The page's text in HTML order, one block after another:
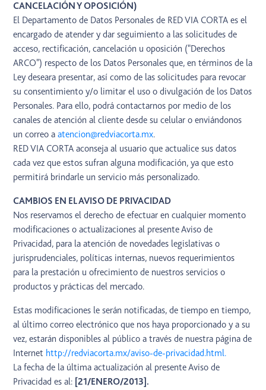
CANCELACIÓN Y OPOSICIÓN)
El Departamento de Datos Personales de RED VIA CORTA es el
encargado de atender y dar seguimiento a las solicitudes de
acceso, rectificación, cancelación u oposición ("Derechos
ARCO") respecto de los Datos Personales que, en términos de la
Ley deseara presentar, así como de las solicitudes para revocar
su consentimiento y/o limitar el uso o divulgación de los Datos
Personales. Para ello, podrá contactarnos por medio de los
canales de atención al cliente desde su celular o enviándonos
un correo aatencion@redviacorta.mx.
RED VIA CORTA aconseja al usuario que actualice sus datos
cada vez que estos sufran alguna modificación, ya que esto
permitirá brindarle un servicio más personalizado.
CAMBIOS EN EL AVISO DE PRIVACIDAD
Nos reservamos el derecho de efectuar en cualquier momento
modificaciones o actualizaciones al presente Aviso de
Privacidad, para la atención de novedades legislativas o
jurisprudenciales, políticas internas, nuevos requerimientos
para la prestación u ofrecimiento de nuestros servicios o
productos y prácticas del mercado.
Estas modificaciones le serán notificadas, de tiempo en tiempo,
al último correo electrónico que nos haya proporcionado y a su
vez, estarán disponibles al público a través de nuestra página de
Internet http://redviacorta.mx/aviso-de-privacidad.html.
La fecha de la última actualización al presente Aviso de
Privacidad es al: [21/ENERO/2013].